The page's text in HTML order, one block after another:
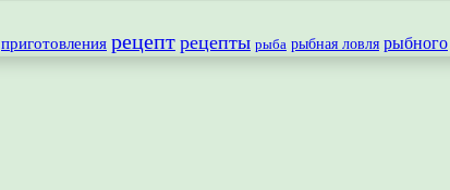
приготовления рецепт рецепты рыба рыбная ловля рыбного